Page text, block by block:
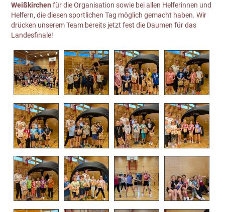
Weißkirchen für die Organisation sowie bei allen Helferinnen und
Helfern, die diesen sportlichen Tag möglich gemacht haben. Wir
drücken unserem Team bereits jetzt fest die Daumen für das
Landesfinale!